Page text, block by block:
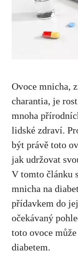
Ovoce mnicha,
charantia, je
mnoha
lidské zdraví.
být právě toto
jak udržovat
V tomto článku
mnicha na
přídavkem do‌
očekávaný
toto ovoce
diabetem.